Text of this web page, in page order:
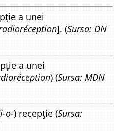
a unei
]. (Sursa: DN
a unei
) (Sursa: MDN
o-) recepție (Sursa: